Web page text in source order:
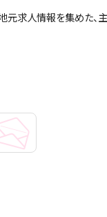
求人情報を集めた、